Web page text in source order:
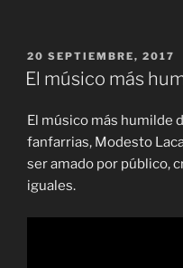
PUBLICADO
EL
20 SEPTIEMBRE, 2017
El músico más
El músico más humilde
fanfarrias, Modesto
ser amado por público,
iguales.